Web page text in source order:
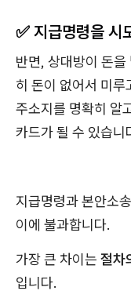
✅ 지급명령을 시
반면, 상대방이 돈
히 돈이 없어서 미
주소지를 명확히 알
카드가 될 수 있습니
지급명령과 본안소
이에 불과합니다.
가장 큰 차이는 절차
입니다.